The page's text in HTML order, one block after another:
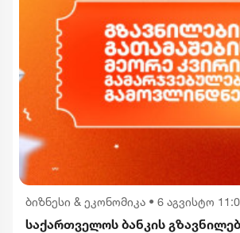
ბიზნესი & ეკონომიკა • 6 აგვისტო
საქართველოს ბანკის